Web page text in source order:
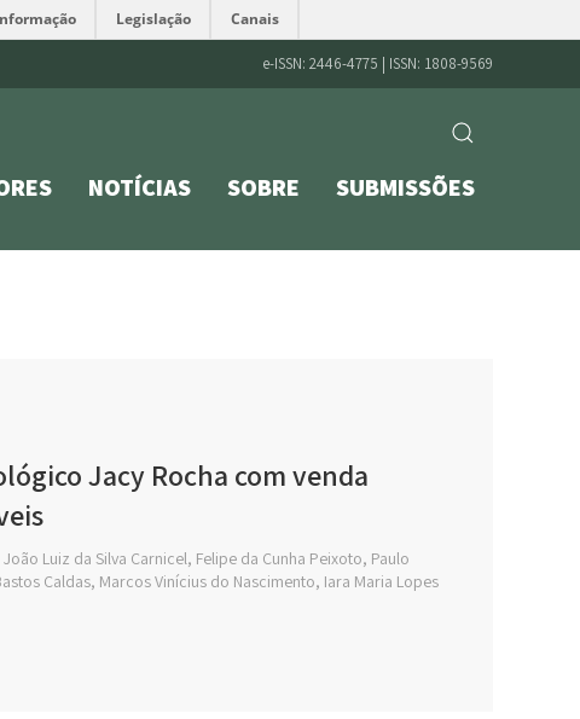
Legislação Canais
e-ISSN: 2446-4775 | ISSN: 1808-9569
NOTÍCIAS SOBRE SUBMISSÕES
Jacy Rocha com venda
Luiz da Silva Carnicel, Felipe da Cunha Peixoto, Paulo
Caldas, Marcos Vinícius do Nascimento, Iara Maria Lopes